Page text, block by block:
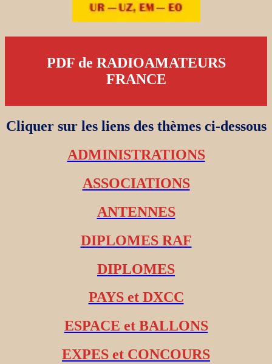
PDF de RADIOAMATEURS
FRANCE
Cliquer sur les liens des thèmes ci-dessous
ADMINISTRATIONS
ASSOCIATIONS
ANTENNES
DIPLOMES RAF
DIPLOMES
PAYS et DXCC
ESPACE et BALLONS
EXPES et CONCOURS